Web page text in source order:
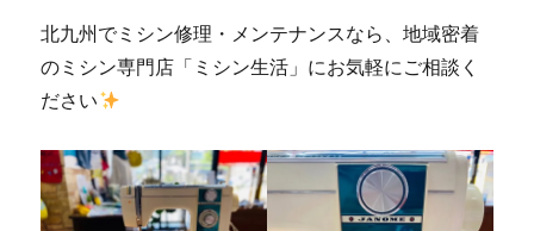
北九州でミシン修理・メンテナンスなら、地域密着
のミシン専門店「ミシン生活」にお気軽にご相談く
ださい